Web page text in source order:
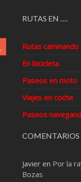
RUTAS EN ….
Rutas caminando
En bicicleta
Paseos en moto
Viajes en coche
Paseos
COMENTARIOS
Javier en Por la
Bozas